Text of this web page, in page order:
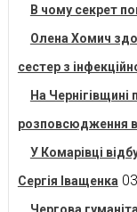
В чому секрет
Олена Хомич
сестер з
На Чернігівщині
розповсюдження
У Комарівці
Сергія Іващенка